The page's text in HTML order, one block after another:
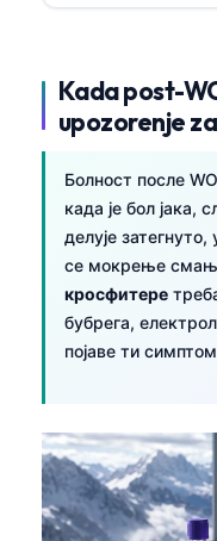
Kada post-
upozorenje
Болност после
када је бол јака,
делује затегнуто,
се мокрење
кросфитере
бубрега,
појаве ти